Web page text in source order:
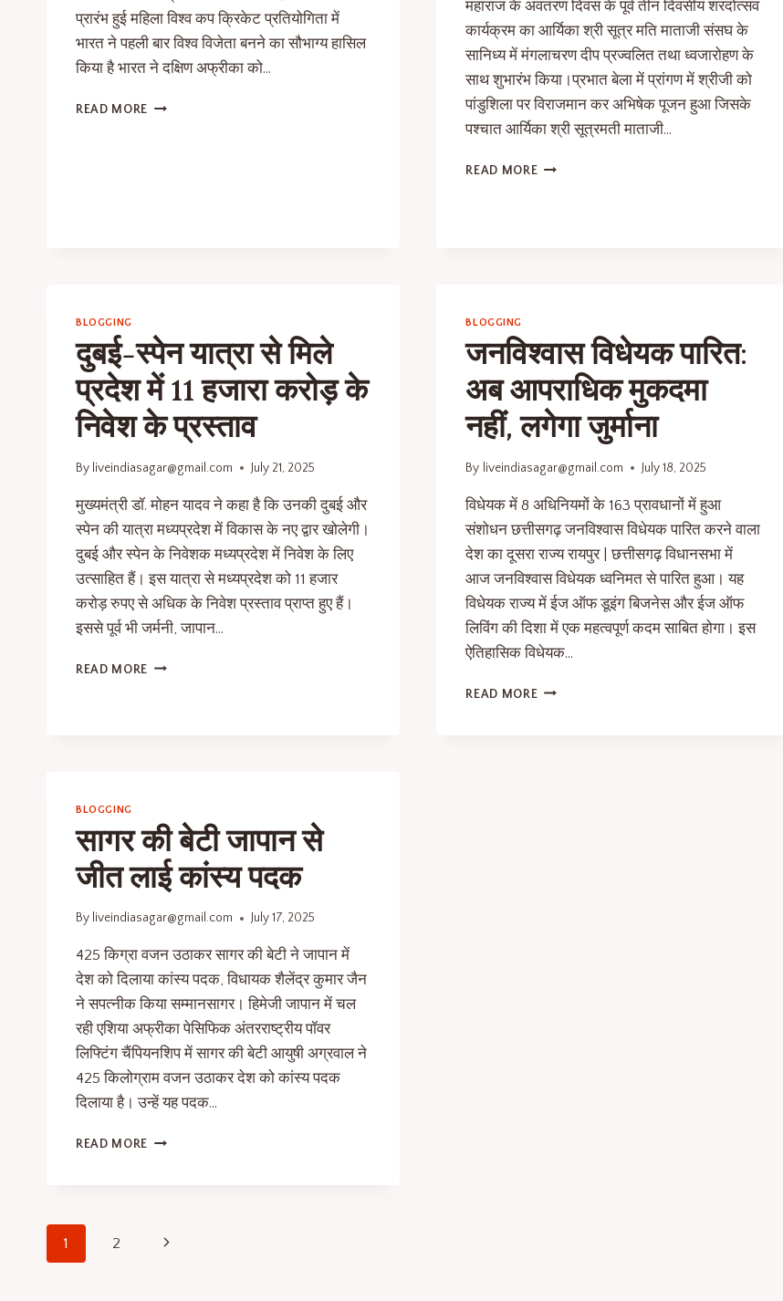
प्रारंभ हुई महिला विश्व कप क्रिकेट प्रतियोगिता में
भारत ने पहली बार विश्व विजेता बनने का सौभाग्य हासिल
किया है भारत ने दक्षिण अफ्रीका को…
READ MORE
महाराज के अवतरण दिवस के पूर्व तीन दिवसीय शरदोत्सव
कार्यक्रम का आर्यिका श्री सूत्र मति माताजी संसघ के
सानिध्य में मंगलाचरण दीप प्रज्वलित तथा ध्वजारोहण के
साथ शुभारंभ किया।प्रभात बेला में प्रांगण में श्रीजी को
पांडुशिला पर विराजमान कर अभिषेक पूजन हुआ जिसके
पश्चात आर्यिका श्री सूत्रमती माताजी…
READ MORE
BLOGGING
दुबई-स्पेन यात्रा से मिले
प्रदेश में 11 हजारा करोड़ के
निवेश के प्रस्ताव
By liveindiasagar@gmail.com July 21, 2025
मुख्यमंत्री डॉ. मोहन यादव ने कहा है कि उनकी दुबई और
स्पेन की यात्रा मध्यप्रदेश में विकास के नए द्वार खोलेगी।
दुबई और स्पेन के निवेशक मध्यप्रदेश में निवेश के लिए
उत्साहित हैं। इस यात्रा से मध्यप्रदेश को 11 हजार
करोड़ रुपए से अधिक के निवेश प्रस्ताव प्राप्त हुए हैं।
इससे पूर्व भी जर्मनी, जापान…
READ MORE
BLOGGING
जनविश्वास विधेयक पारित:
अब आपराधिक मुकदमा
नहीं, लगेगा जुर्माना
By liveindiasagar@gmail.com July 18, 2025
विधेयक में 8 अधिनियमों के 163 प्रावधानों में हुआ
संशोधन छत्तीसगढ़ जनविश्वास विधेयक पारित करने वाला
देश का दूसरा राज्य रायपुर | छत्तीसगढ़ विधानसभा में
आज जनविश्वास विधेयक ध्वनिमत से पारित हुआ। यह
विधेयक राज्य में ईज ऑफ डूइंग बिजनेस और ईज ऑफ
लिविंग की दिशा में एक महत्वपूर्ण कदम साबित होगा। इस
ऐतिहासिक विधेयक…
READ MORE
BLOGGING
सागर की बेटी जापान से
जीत लाई कांस्य पदक
By liveindiasagar@gmail.com July 17, 2025
425 किग्रा वजन उठाकर सागर की बेटी ने जापान में
देश को दिलाया कांस्य पदक, विधायक शैलेंद्र कुमार जैन
ने सपत्नीक किया सम्मानसागर। हिमेजी जापान में चल
रही एशिया अफ्रीका पेसिफिक अंतरराष्ट्रीय पॉवर
लिफ्टिंग चैंपियनशिप में सागर की बेटी आयुषी अग्रवाल ने
425 किलोग्राम वजन उठाकर देश को कांस्य पदक
दिलाया है। उन्हें यह पदक…
READ MORE
1 2